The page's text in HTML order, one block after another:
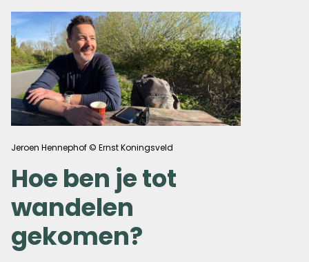
Jeroen Hennephof © Ernst Koningsveld
Hoe ben je tot
wandelen
gekomen?